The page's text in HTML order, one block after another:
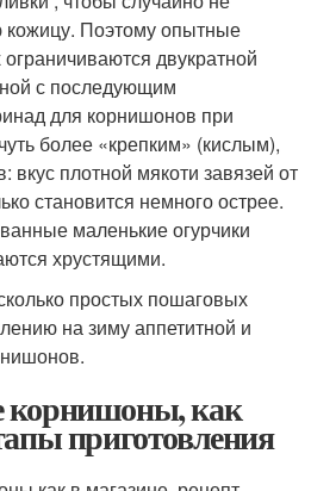
кожицу. Поэтому опытные
ограничиваются двукратной
с последующим
для корнишонов при
более «крепким» (кислым),
вкус плотной мякоти завязей от
становится немного острее.
маленькие огурчики
хрустящими.
простых пошаговых
на зиму аппетитной и
как
приготовления